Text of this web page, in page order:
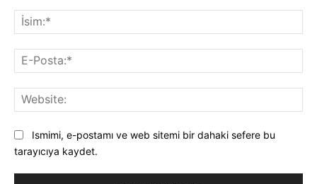
Ismimi, e-postamı ve web sitemi bir dahaki sefere bu
tarayıcıya kaydet.